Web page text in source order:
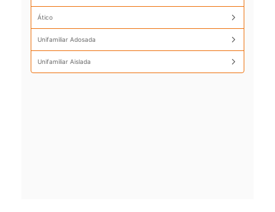
Ático
Unifamiliar Adosada
Unifamiliar Aislada